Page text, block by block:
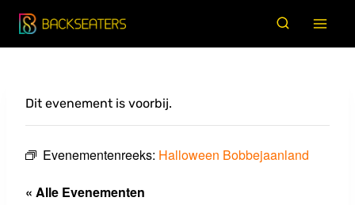
Doorgaan
naar
Dit evenement is voorbij.
Evenementenreeks: Halloween Bobbejaanland
« Alle Evenementen